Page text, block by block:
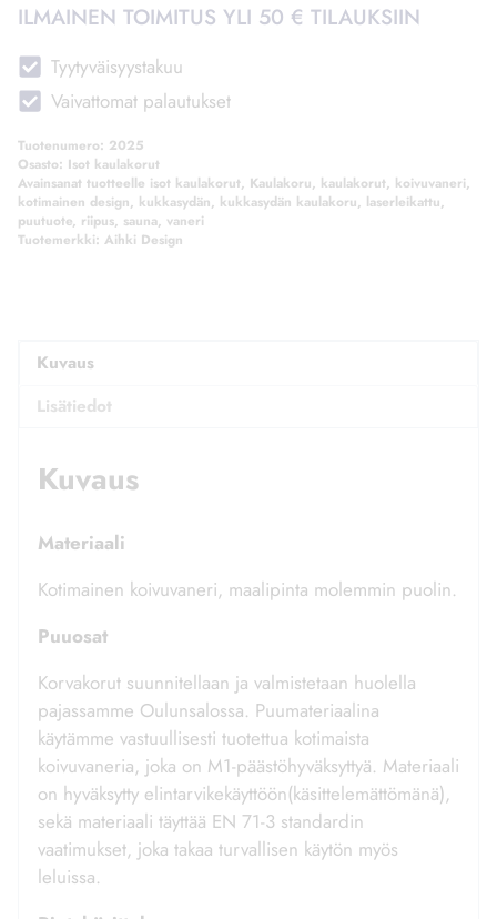
ILMAINEN TOIMITUS YLI 50 € TILAUKSIIN
Tyytyväisyystakuu
Vaivattomat palautukset
Tuotenumero: 2025
Osasto: Isot kaulakorut
Avainsanat tuotteelle isot kaulakorut, Kaulakoru, kaulakorut, koivuvaneri,
kotimainen design, kukkasydän, kukkasydän kaulakoru, laserleikattu,
puutuote, riipus, sauna, vaneri
Tuotemerkki: Aihki Design
Kuvaus
Lisätiedot
Kuvaus
Materiaali
Kotimainen koivuvaneri, maalipinta molemmin puolin.
Puuosat
Korvakorut suunnitellaan ja valmistetaan huolella
pajassamme Oulunsalossa. Puumateriaalina
käytämme vastuullisesti tuotettua kotimaista
koivuvaneria, joka on M1-päästöhyväksyttyä. Materiaali
on hyväksytty elintarvikekäyttöön(käsittelemättömänä),
sekä materiaali täyttää EN 71-3 standardin
vaatimukset, joka takaa turvallisen käytön myös
leluissa.